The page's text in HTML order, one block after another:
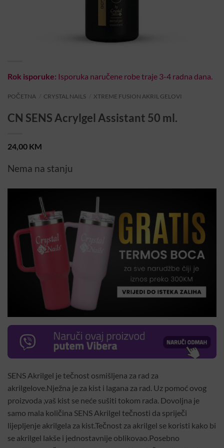
Rok isporuke: Isporuka naručene robe traje 3-4 radna dana.
POČETNA CRYSTAL NAILS XTREME FUSION AKRIL GELOVI
CN SENS Acrylgel Assistant 50 ml.
24,00 KM
Nema na stanju
SENS Akrilgel je tečnost osmišljena za rad za
akrilgelove.Nježna je za kist i lagana za rad. Uz pomoć ovog
proizvoda ,vaš kist se neće sušiti tokom rada. Dovoljna je
samo mala količina SENS Akrilgel tečnosti da spriječi
lijepljenje akrilgela za kist.Tečnost za akrilgel se koristi kako bi
se akrilgel lakše i jednostavnije oblikovao.Posebno